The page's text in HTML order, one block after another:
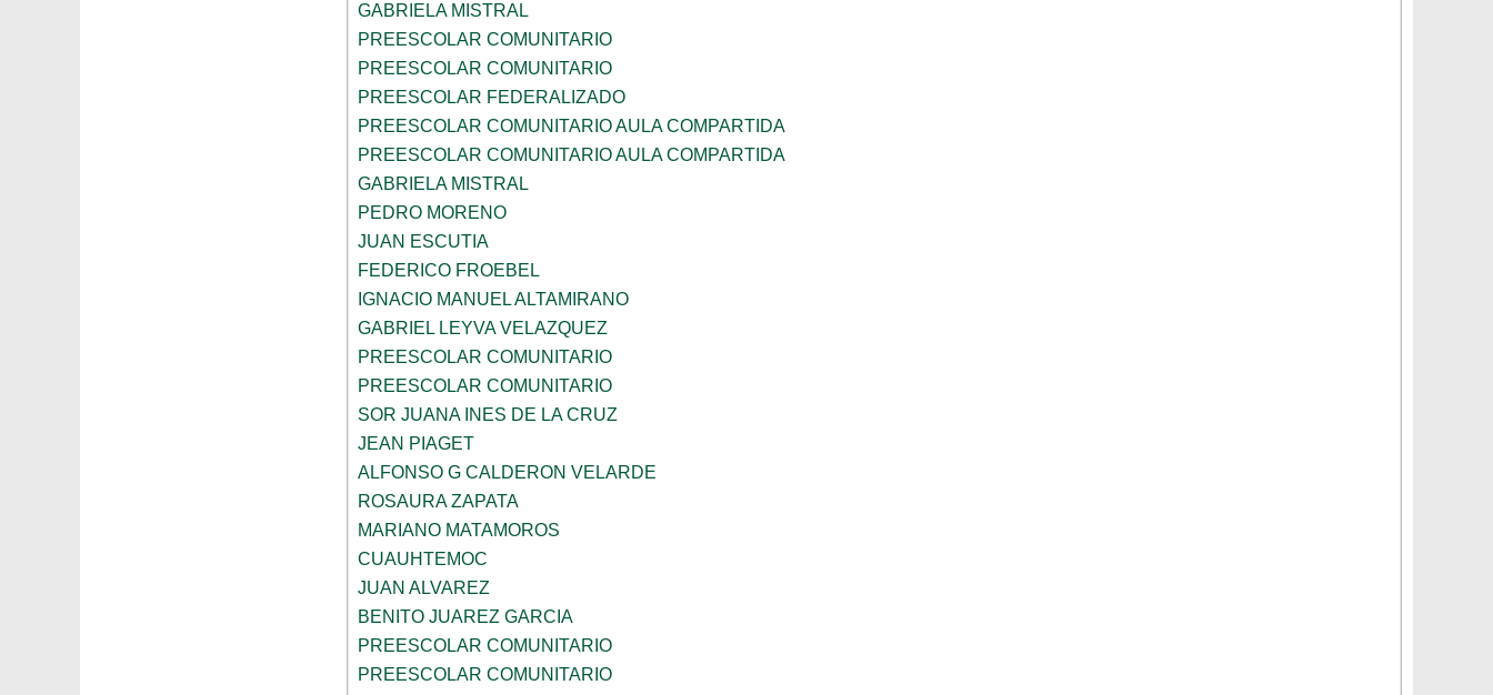
GABRIELA MISTRAL
PREESCOLAR COMUNITARIO
PREESCOLAR COMUNITARIO
PREESCOLAR FEDERALIZADO
PREESCOLAR COMUNITARIO AULA COMPARTIDA
PREESCOLAR COMUNITARIO AULA COMPARTIDA
GABRIELA MISTRAL
PEDRO MORENO
JUAN ESCUTIA
FEDERICO FROEBEL
IGNACIO MANUEL ALTAMIRANO
GABRIEL LEYVA VELAZQUEZ
PREESCOLAR COMUNITARIO
PREESCOLAR COMUNITARIO
SOR JUANA INES DE LA CRUZ
JEAN PIAGET
ALFONSO G CALDERON VELARDE
ROSAURA ZAPATA
MARIANO MATAMOROS
CUAUHTEMOC
JUAN ALVAREZ
BENITO JUAREZ GARCIA
PREESCOLAR COMUNITARIO
PREESCOLAR COMUNITARIO